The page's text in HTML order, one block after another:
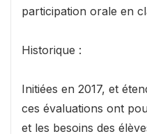
participation orale en
Historique :
Initiées en 2017, et
ces évaluations ont
et les besoins des